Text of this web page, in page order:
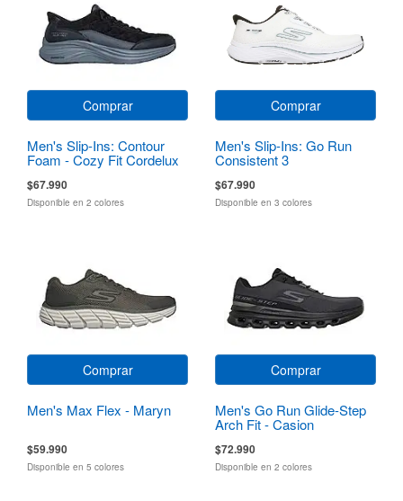
Comprar
Men's Slip-Ins: Contour
Foam - Cozy Fit Cordelux
$67.990
Disponible en 2 colores
Comprar
Men's Slip-Ins: Go Run
Consistent 3
$67.990
Disponible en 3 colores
Comprar
Men's Max Flex - Maryn
$59.990
Disponible en 5 colores
Comprar
Men's Go Run Glide-Step
Arch Fit - Casion
$72.990
Disponible en 2 colores